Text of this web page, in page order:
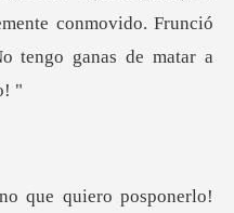
conmovido. Frunció
onerlo!